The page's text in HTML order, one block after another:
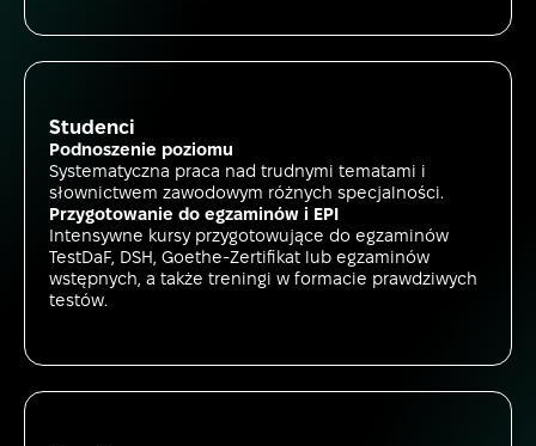
Studenci
Podnoszenie poziomu
Systematyczna praca nad trudnymi tematami i
słownictwem zawodowym różnych specjalności.
Przygotowanie do egzaminów i EPI
Intensywne kursy przygotowujące do egzaminów
TestDaF, DSH, Goethe-Zertifikat lub egzaminów
wstępnych, a także treningi w formacie prawdziwych
testów.